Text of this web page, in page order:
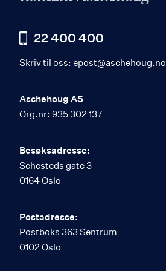
22 400 400
Skriv til oss: epost@aschehoug.no
Aschehoug AS
Org.nr: 935 302 137
Besøksadresse:
Sehesteds gate 3
0164 Oslo
Postadresse:
Postboks 363 Sentrum
0102 Oslo